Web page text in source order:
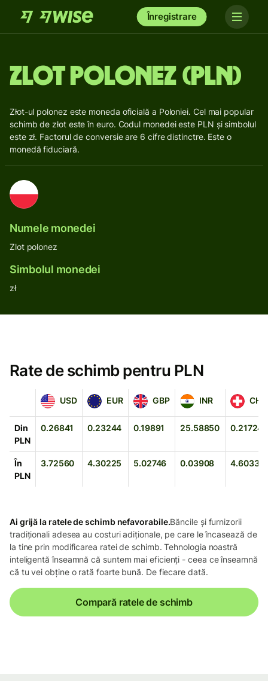
Înregistrare
Zlot polonez (PLN)
Złot-ul polonez este moneda oficială a Poloniei. Cel mai popular
schimb de złot este în euro. Codul monedei este PLN și simbolul
este zł. Factorul de conversie are 6 cifre distinctre. Este o
monedă fiduciară.
Numele monedei
Zlot polonez
Simbolul monedei
zł
Rate de schimb pentru PLN
USD
USD EUR
EUR GBP
GBP INR
INR CHF
CHF
Din
PLN
0.26841 0.23244 0.19891 25.58850 0.21724
În
PLN
3.72560 4.30225 5.02746 0.03908 4.60331
Ai grijă la ratele de schimb nefavorabile.Băncile și furnizorii
tradiționali adesea au costuri adiționale, pe care le încasează de
la tine prin modificarea ratei de schimb. Tehnologia noastră
inteligentă înseamnă că suntem mai eficienți - ceea ce înseamnă
că tu vei obține o rată foarte bună. De fiecare dată.
Compară ratele de schimb